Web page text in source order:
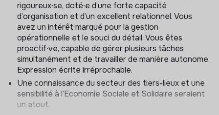
événementiels (qualification et suivi des demandes,
visite des espaces, présentation de l’offre,
propositions adaptées, etc.)
Coordonner la préparation logistique, gérer l’accueil
et le suivi des événements accueillis le jour J.
Animation du lieu :
Concevoir la programmation du lieu et piloter les
événements (identifier les opportunités
territoriales/partenariales, planifier les événements,
rigoureux∙se, doté∙e d’une forte capacité
d’organisation et d’un excellent relationnel. Vous
avez un intérêt marqué pour la gestion
opérationnelle et le souci du détail. Vous êtes
proactif∙ve, capable de gérer plusieurs tâches
simultanément et de travailler de manière autonome.
Expression écrite irréprochable.
Une connaissance du secteur des tiers-lieux et une
sensibilité à l’Economie Sociale et Solidaire seraient
un atout.